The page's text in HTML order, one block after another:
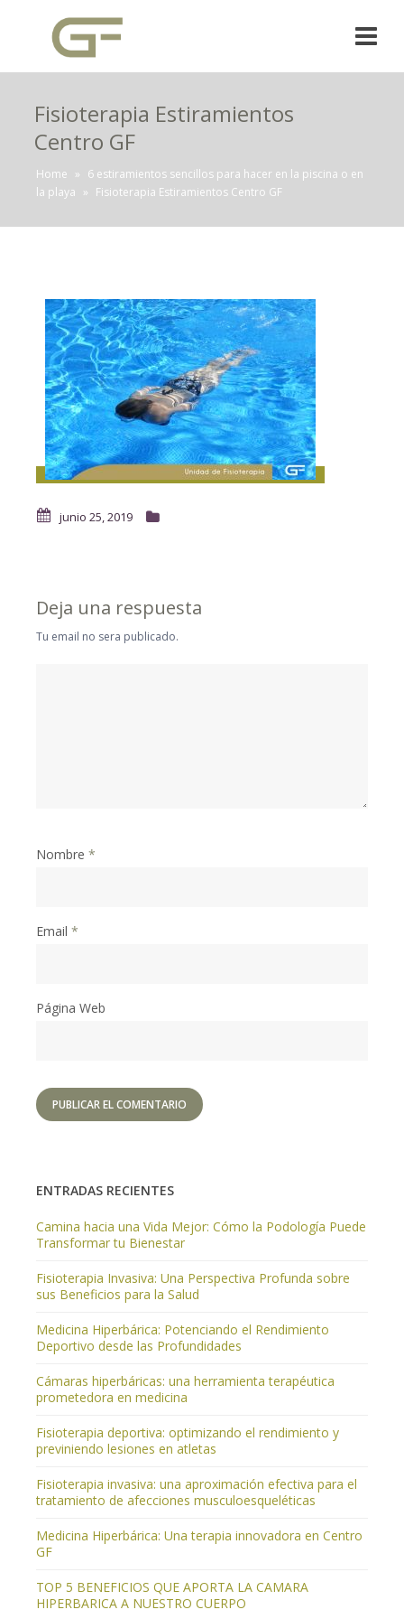
Fisioterapia Estiramientos
Centro GF
Home » 6 estiramientos sencillos para hacer en la piscina o en
la playa » Fisioterapia Estiramientos Centro GF
junio 25, 2019
Deja una respuesta
Tu email no sera publicado.
Nombre *
Email *
Página Web
ENTRADAS RECIENTES
Camina hacia una Vida Mejor: Cómo la Podología Puede
Transformar tu Bienestar
Fisioterapia Invasiva: Una Perspectiva Profunda sobre
sus Beneficios para la Salud
Medicina Hiperbárica: Potenciando el Rendimiento
Deportivo desde las Profundidades
Cámaras hiperbáricas: una herramienta terapéutica
prometedora en medicina
Fisioterapia deportiva: optimizando el rendimiento y
previniendo lesiones en atletas
Fisioterapia invasiva: una aproximación efectiva para el
tratamiento de afecciones musculoesqueléticas
Medicina Hiperbárica: Una terapia innovadora en Centro
GF
TOP 5 BENEFICIOS QUE APORTA LA CAMARA
HIPERBARICA A NUESTRO CUERPO